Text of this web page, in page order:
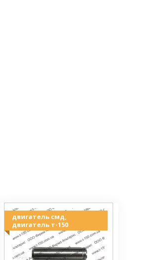
двигатель смд,
двигатель т-150